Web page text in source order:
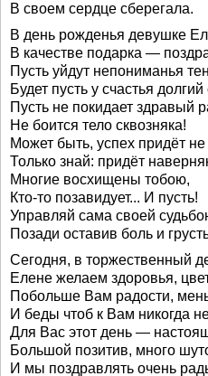
В своем сердце сберегала.
В день рожденья девушке
В качестве подарка —
Пусть уйдут непониманья
Будет пусть у счастья долгий
Пусть не покидает здравый
Не боится тело сквозняка!
Может быть, успех придёт не
Только знай: придёт
Многие восхищены тобою,
Кто-то позавидует... И пусть!
Управляй сама своей
Позади оставив боль и
Сегодня, в торжественный
Елене желаем здоровья,
Побольше Вам радости,
И беды чтоб к Вам никогда
Для Вас этот день —
Большой позитив, много
И мы поздравлять очень